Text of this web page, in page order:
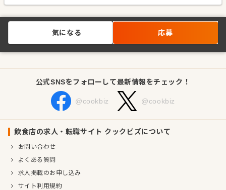
気になる 応募
公式SNSをフォローして最新情報をチェック！
@cookbiz @cookbiz
飲食店の求人・転職サイト クックビズについて
お問い合わせ
よくある質問
求人掲載のお申し込み
サイト利用規約